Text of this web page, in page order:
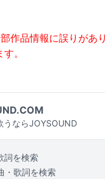
作品情報に誤りがあ
。
うならJOYSOUND
詞を検索
・歌詞を検索